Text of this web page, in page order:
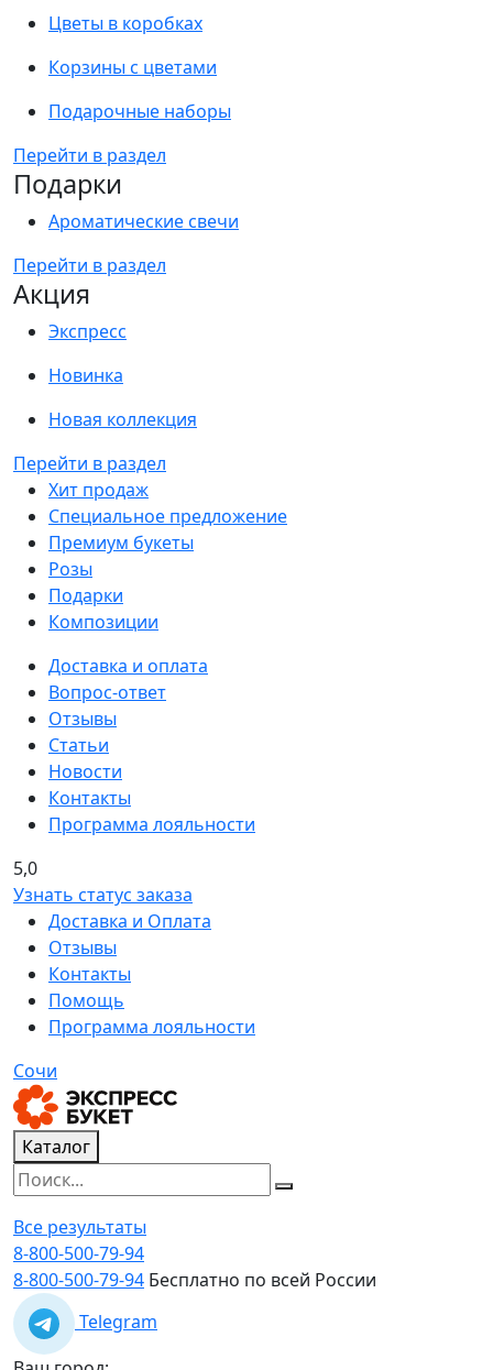
Цветы в коробках
Корзины с цветами
Подарочные наборы
Перейти в раздел
Подарки
Ароматические свечи
Перейти в раздел
Акция
Экспресс
Новинка
Новая коллекция
Перейти в раздел
Хит продаж
Специальное предложение
Премиум букеты
Розы
Подарки
Композиции
Доставка и оплата
Вопрос-ответ
Отзывы
Статьи
Новости
Контакты
Программа лояльности
5,0
Узнать статус заказа
Доставка и Оплата
Отзывы
Контакты
Помощь
Программа лояльности
Сочи
Каталог
Все результаты
8-800-500-79-94
8-800-500-79-94 Бесплатно по всей России
Telegram